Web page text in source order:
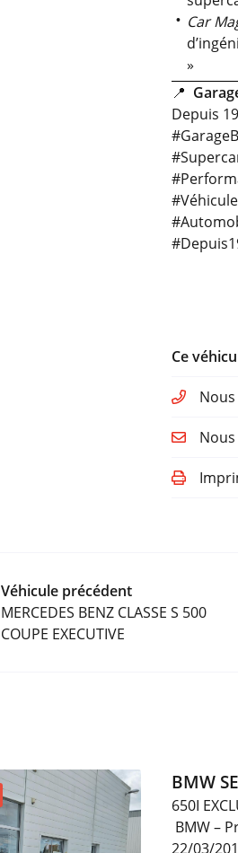
Car
»
📍
Depuis
Ce
Véhicule précédent
MERCEDES BENZ CLASSE S 500
COUPE EXECUTIVE
BMW
650I
BMW –
22/03/